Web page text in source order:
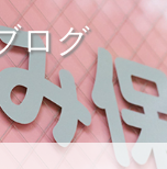
ログ